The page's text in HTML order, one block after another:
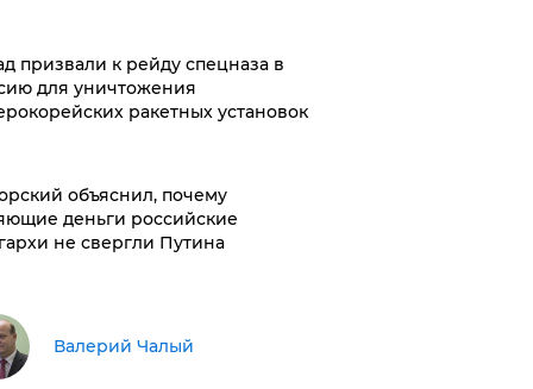
призвали к рейду спецназа в
для уничтожения
ракетных установок
объяснил, почему
деньги российские
не свергли Путина
Валерий Чалый